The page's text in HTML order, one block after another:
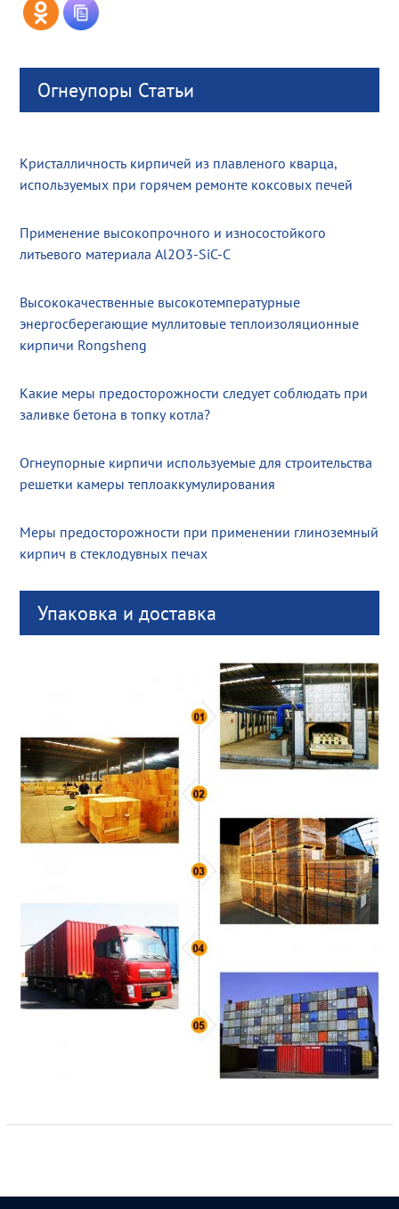
Огнеупоры Статьи
Кристалличность кирпичей из плавленого кварца,
используемых при горячем ремонте коксовых печей
Применение высокопрочного и износостойкого
литьевого материала Al2O3-SiC-C
Высококачественные высокотемпературные
энергосберегающие муллитовые теплоизоляционные
кирпичи Rongsheng
Какие меры предосторожности следует соблюдать при
заливке бетона в топку котла?
Огнеупорные кирпичи используемые для строительства
решетки камеры теплоаккумулирования
Меры предосторожности при применении глиноземный
кирпич в стеклодувных печах
Упаковка и доставка